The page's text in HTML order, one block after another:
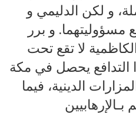
و لكن الدليمي و
و برر
لا تقع تحت
التدافع يحصل في مكة
الدينية، فيما